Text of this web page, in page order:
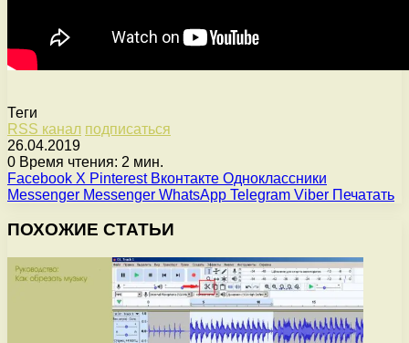
Теги
RSS канал подписаться
26.04.2019
0 Время чтения: 2 мин.
Facebook X Pinterest Вконтакте Одноклассники
Messenger Messenger WhatsApp Telegram Viber Печатать
ПОХОЖИЕ СТАТЬИ